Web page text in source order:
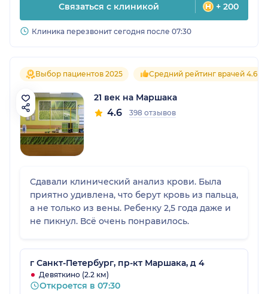
Связаться с клиникой + 200
Клиника перезвонит сегодня после 07:30
Выбор пациентов 2025 Средний рейтинг врачей 4.6
21 век на Маршака
4.6 398 отзывов
Сдавали клинический анализ крови. Была
приятно удивлена, что берут кровь из пальца,
а не только из вены. Ребенку 2,5 года даже и
не пикнул. Всё очень понравилось.
г Санкт-Петербург, пр-кт Маршака, д 4
Девяткино (2.2 км)
Откроется в 07:30